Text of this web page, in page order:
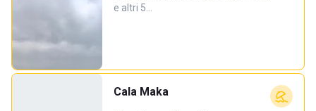
e altri 5…
Cala Maka